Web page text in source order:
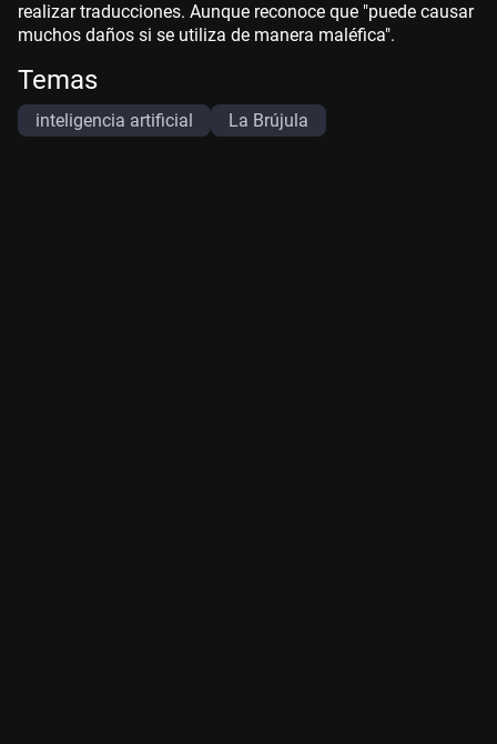
realizar traducciones. Aunque reconoce que "puede causar
muchos daños si se utiliza de manera maléfica".
Temas
inteligencia artificial La Brújula